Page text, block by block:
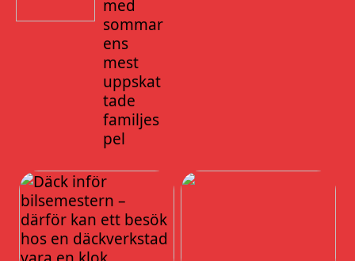
med
sommar
ens
mest
uppskat
tade
familjes
pel